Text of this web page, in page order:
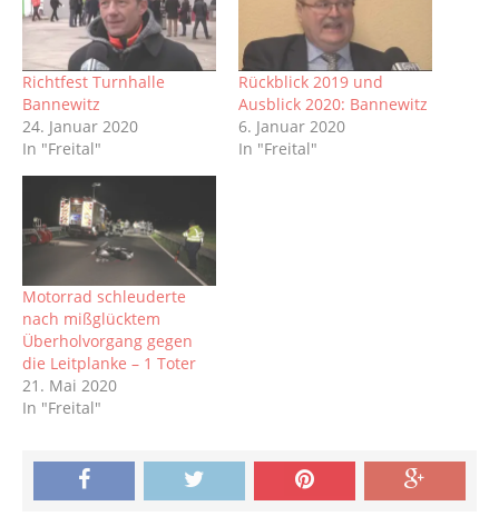
Richtfest Turnhalle
Bannewitz
24. Januar 2020
In "Freital"
Rückblick 2019 und
Ausblick 2020: Bannewitz
6. Januar 2020
In "Freital"
Motorrad schleuderte
nach mißglücktem
Überholvorgang gegen
die Leitplanke – 1 Toter
21. Mai 2020
In "Freital"